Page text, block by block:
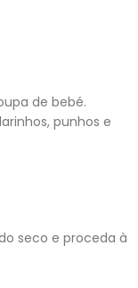
de bebé.
punhos e
seco e proceda à